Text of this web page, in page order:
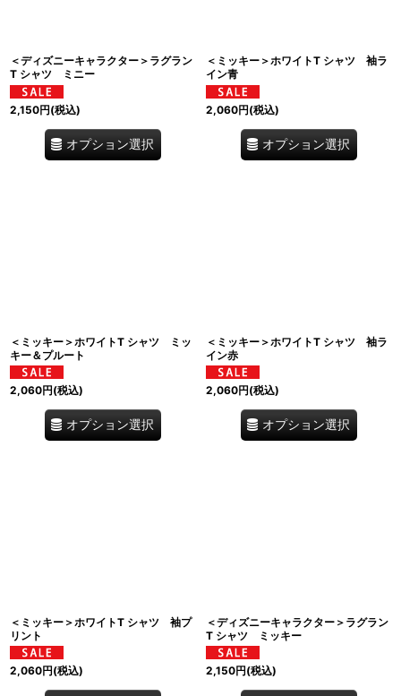
＜ディズニーキャラクター＞ラグラン
T シャツ ミニー
2,150円(税込)
オプション選択
＜ミッキー＞ホワイトT シャツ 袖ラ
イン青
2,060円(税込)
オプション選択
＜ミッキー＞ホワイトT シャツ ミッ
キー＆プルート
2,060円(税込)
オプション選択
＜ミッキー＞ホワイトT シャツ 袖ラ
イン赤
2,060円(税込)
オプション選択
＜ミッキー＞ホワイトT シャツ 袖プ
リント
2,060円(税込)
＜ディズニーキャラクター＞ラグラン
T シャツ ミッキー
2,150円(税込)